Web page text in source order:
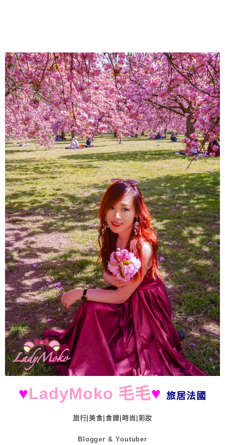
About
♥LadyMoko 毛毛♥ 旅居法國
旅行|美食|食譜|時尚|彩妝
Blogger & Youtuber